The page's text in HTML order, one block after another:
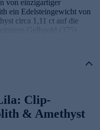
von einzigartiger
ein Edelsteingewicht von
circa 1,11 ct auf die
Gelbgold (375)
Wahl anbringen.
Clip-
& Amethyst